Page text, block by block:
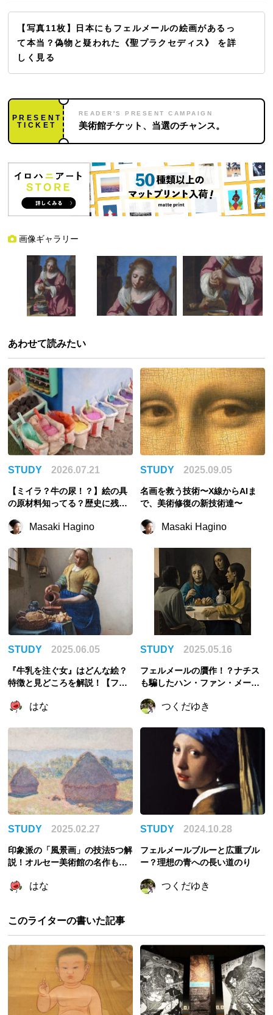
【写真11枚】日本にもフェルメールの絵画があるっ
て本当？偽物と疑われた《聖プラクセディス》 を詳
しく見る
PRESENT
TICKET
READER'S PRESENT CAMPAIGN
美術館チケット、当選のチャンス。
画像ギャラリー
あわせて読みたい
STUDY 2026.07.21
【ミイラ？牛の尿！？】絵の具
の原材料知ってる？歴史に残る
Masaki Hagino
STUDY 2025.09.05
名画を救う技術〜X線からAIま
で、美術修復の新技術達〜
Masaki Hagino
STUDY 2025.06.05
『牛乳を注ぐ女』はどんな絵？
特徴と見どころを解説！【フェ
はな
STUDY 2025.05.16
フェルメールの贋作！？ナチス
も騙したハン・ファン・メーヘ
つくだゆき
STUDY 2025.02.27
印象派の「風景画」の技法5つ解
説！オルセー美術館の名作も紹
はな
STUDY 2024.10.28
フェルメールブルーと広重ブル
ー？理想の青への長い道のり
つくだゆき
このライターの書いた記事